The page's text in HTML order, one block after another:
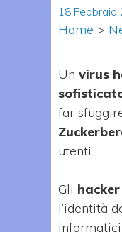
18 Febbraio
Home >
Un virus
far
utenti.
Gli hacker
l’identità